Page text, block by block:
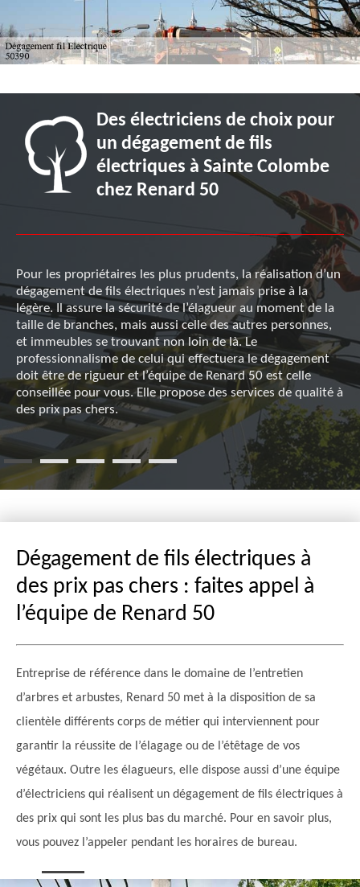
Des électriciens de choix pour
un dégagement de fils
électriques à Sainte Colombe
chez Renard 50
Pour les propriétaires les plus prudents, la réalisation d’un
dégagement de fils électriques n’est jamais prise à la
légère. Il assure la sécurité de l’élagueur au moment de la
taille de branches, mais aussi celle des autres personnes,
et immeubles se trouvant non loin de là. Le
professionnalisme de celui qui effectuera le dégagement
doit être de rigueur et l’équipe de Renard 50 est celle
conseillée pour vous. Elle propose des services de qualité à
des prix pas chers.
Dégagement de fils électriques à
des prix pas chers : faites appel à
l’équipe de Renard 50
Entreprise de référence dans le domaine de l’entretien
d’arbres et arbustes, Renard 50 met à la disposition de sa
clientèle différents corps de métier qui interviennent pour
garantir la réussite de l’élagage ou de l’étêtage de vos
végétaux. Outre les élagueurs, elle dispose aussi d’une équipe
d’électriciens qui réalisent un dégagement de fils électriques à
des prix qui sont les plus bas du marché. Pour en savoir plus,
vous pouvez l’appeler pendant les horaires de bureau.